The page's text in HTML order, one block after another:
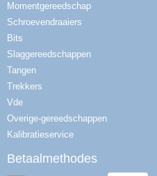
Momentgereedschap
Schroevendraaiers
Bits
Slaggereedschappen
Tangen
Trekkers
Vde
Overige-gereedschappen
Kalibratieservice
Betaalmethodes